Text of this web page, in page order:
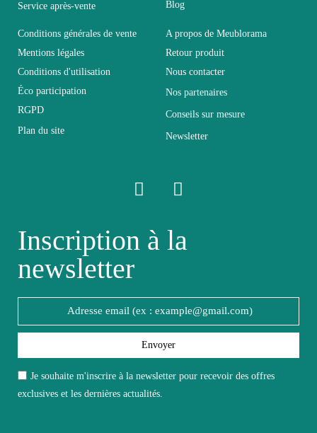
Dimensions L49xH198xP35
Electrique Non électrique
Non Empilable
Garantie
35
Longueur 49
Service après-vente
Blog
Conditions générales de vente
Mentions légales
Conditions d'utilisation
Éco participation
RGPD
Plan du site
A propos de Meublorama
Retour produit
Nous contacter
Nos partenaires
Conseils sur mesure
Newsletter
Inscription à la
newsletter
Envoyer
Je souhaite m'inscrire à la newsletter pour recevoir des offres
exclusives et les dernières actualités.